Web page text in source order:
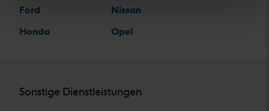
Ford
Honda
Nissan
Opel
Sonstige Dienstleistungen